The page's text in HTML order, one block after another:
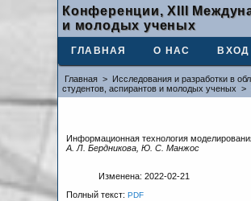
Конференции, XIII
и молодых ученых
ГЛАВНАЯ О НАС ВХОД
Главная > Исследования и разработки в
студентов, аспирантов и молодых ученых >
Информационная технология
А. Л. Бердникова, Ю. С. Манжос
Изменена: 2022-02-21
Полный текст:PDF